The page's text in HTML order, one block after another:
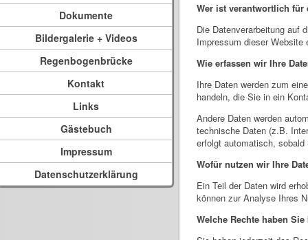
Dokumente
Bildergalerie + Videos
Regenbogenbrücke
Kontakt
Links
Gästebuch
Impressum
Datenschutzerklärung
Wer ist verantwortlich für
Die Datenverarbeitung auf
Impressum dieser Website
Wie erfassen wir Ihre
Ihre Daten werden zum
handeln, die Sie in ein
Andere Daten werden
technische Daten (z.B.
erfolgt automatisch,
Wofür nutzen wir Ihre
Ein Teil der Daten wird
können zur Analyse Ihres
Welche Rechte haben